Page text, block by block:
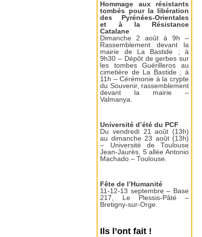
Hommage aux résistants
tombés pour la libération
des Pyrénées-Orientales
et à la Résistance
Catalane
Dimanche 2 août à 9h –
Rassemblement devant la
mairie de La Bastide ; à
9h30 – Dépôt de gerbes sur
les tombes Guérilleros au
cimetière de La Bastide ; à
11h – Cérémonie à la crypte
du Souvenir, rassemblement
devant la mairie –
Valmanya.
Université d’été du PCF
Du vendredi 21 août (13h)
au dimanche 23 août (13h)
– Université de Toulouse
Jean-Jaurès, 5 allée Antonio
Machado – Toulouse.
Fête de l’Humanité
11-12-13 septembre – Base
217, Le Plessis-Pâté –
Bretigny-sur-Orge.
Ils l’ont fait !